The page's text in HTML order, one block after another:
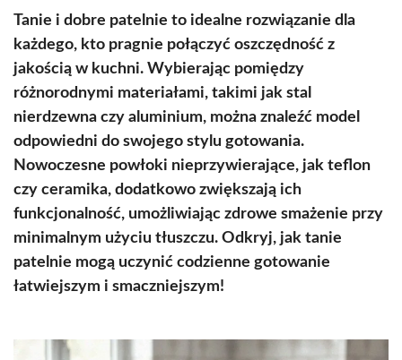
Tanie i dobre patelnie to idealne rozwiązanie dla
każdego, kto pragnie połączyć oszczędność z
jakością w kuchni. Wybierając pomiędzy
różnorodnymi materiałami, takimi jak stal
nierdzewna czy aluminium, można znaleźć model
odpowiedni do swojego stylu gotowania.
Nowoczesne powłoki nieprzywierające, jak teflon
czy ceramika, dodatkowo zwiększają ich
funkcjonalność, umożliwiając zdrowe smażenie przy
minimalnym użyciu tłuszczu. Odkryj, jak tanie
patelnie mogą uczynić codzienne gotowanie
łatwiejszym i smaczniejszym!